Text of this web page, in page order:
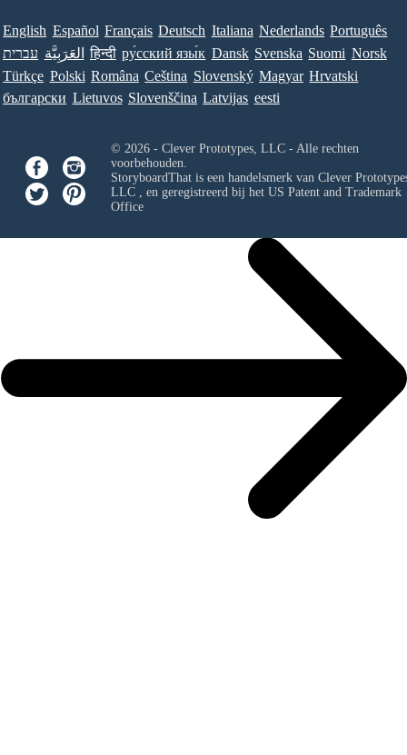
English Español Français Deutsch Italiana Nederlands Português
עברית العَرَبِيَّة हिन्दी ру́сский язы́к Dansk Svenska Suomi Norsk
Türkçe Polski Româna Ceština Slovenský Magyar Hrvatski
български Lietuvos Slovenščina Latvijas eesti
© 2026 - Clever Prototypes, LLC - Alle rechten
voorbehouden.
StoryboardThat is een handelsmerk van Clever
LLC, en geregistreerd bij het US Patent and Trademark
Office